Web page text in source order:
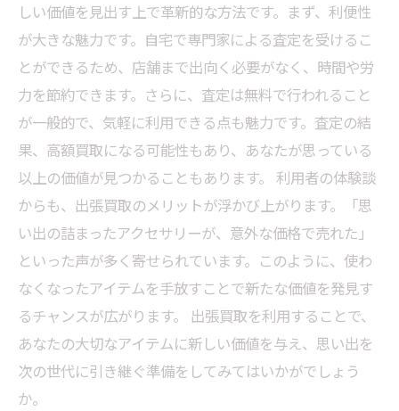
しい価値を見出す上で革新的な方法です。まず、利便性
が大きな魅力です。自宅で専門家による査定を受けるこ
とができるため、店舗まで出向く必要がなく、時間や労
力を節約できます。さらに、査定は無料で行われること
が一般的で、気軽に利用できる点も魅力です。査定の結
果、高額買取になる可能性もあり、あなたが思っている
以上の価値が見つかることもあります。 利用者の体験談
からも、出張買取のメリットが浮かび上がります。「思
い出の詰まったアクセサリーが、意外な価格で売れた」
といった声が多く寄せられています。このように、使わ
なくなったアイテムを手放すことで新たな価値を発見す
るチャンスが広がります。 出張買取を利用することで、
あなたの大切なアイテムに新しい価値を与え、思い出を
次の世代に引き継ぐ準備をしてみてはいかがでしょう
か。